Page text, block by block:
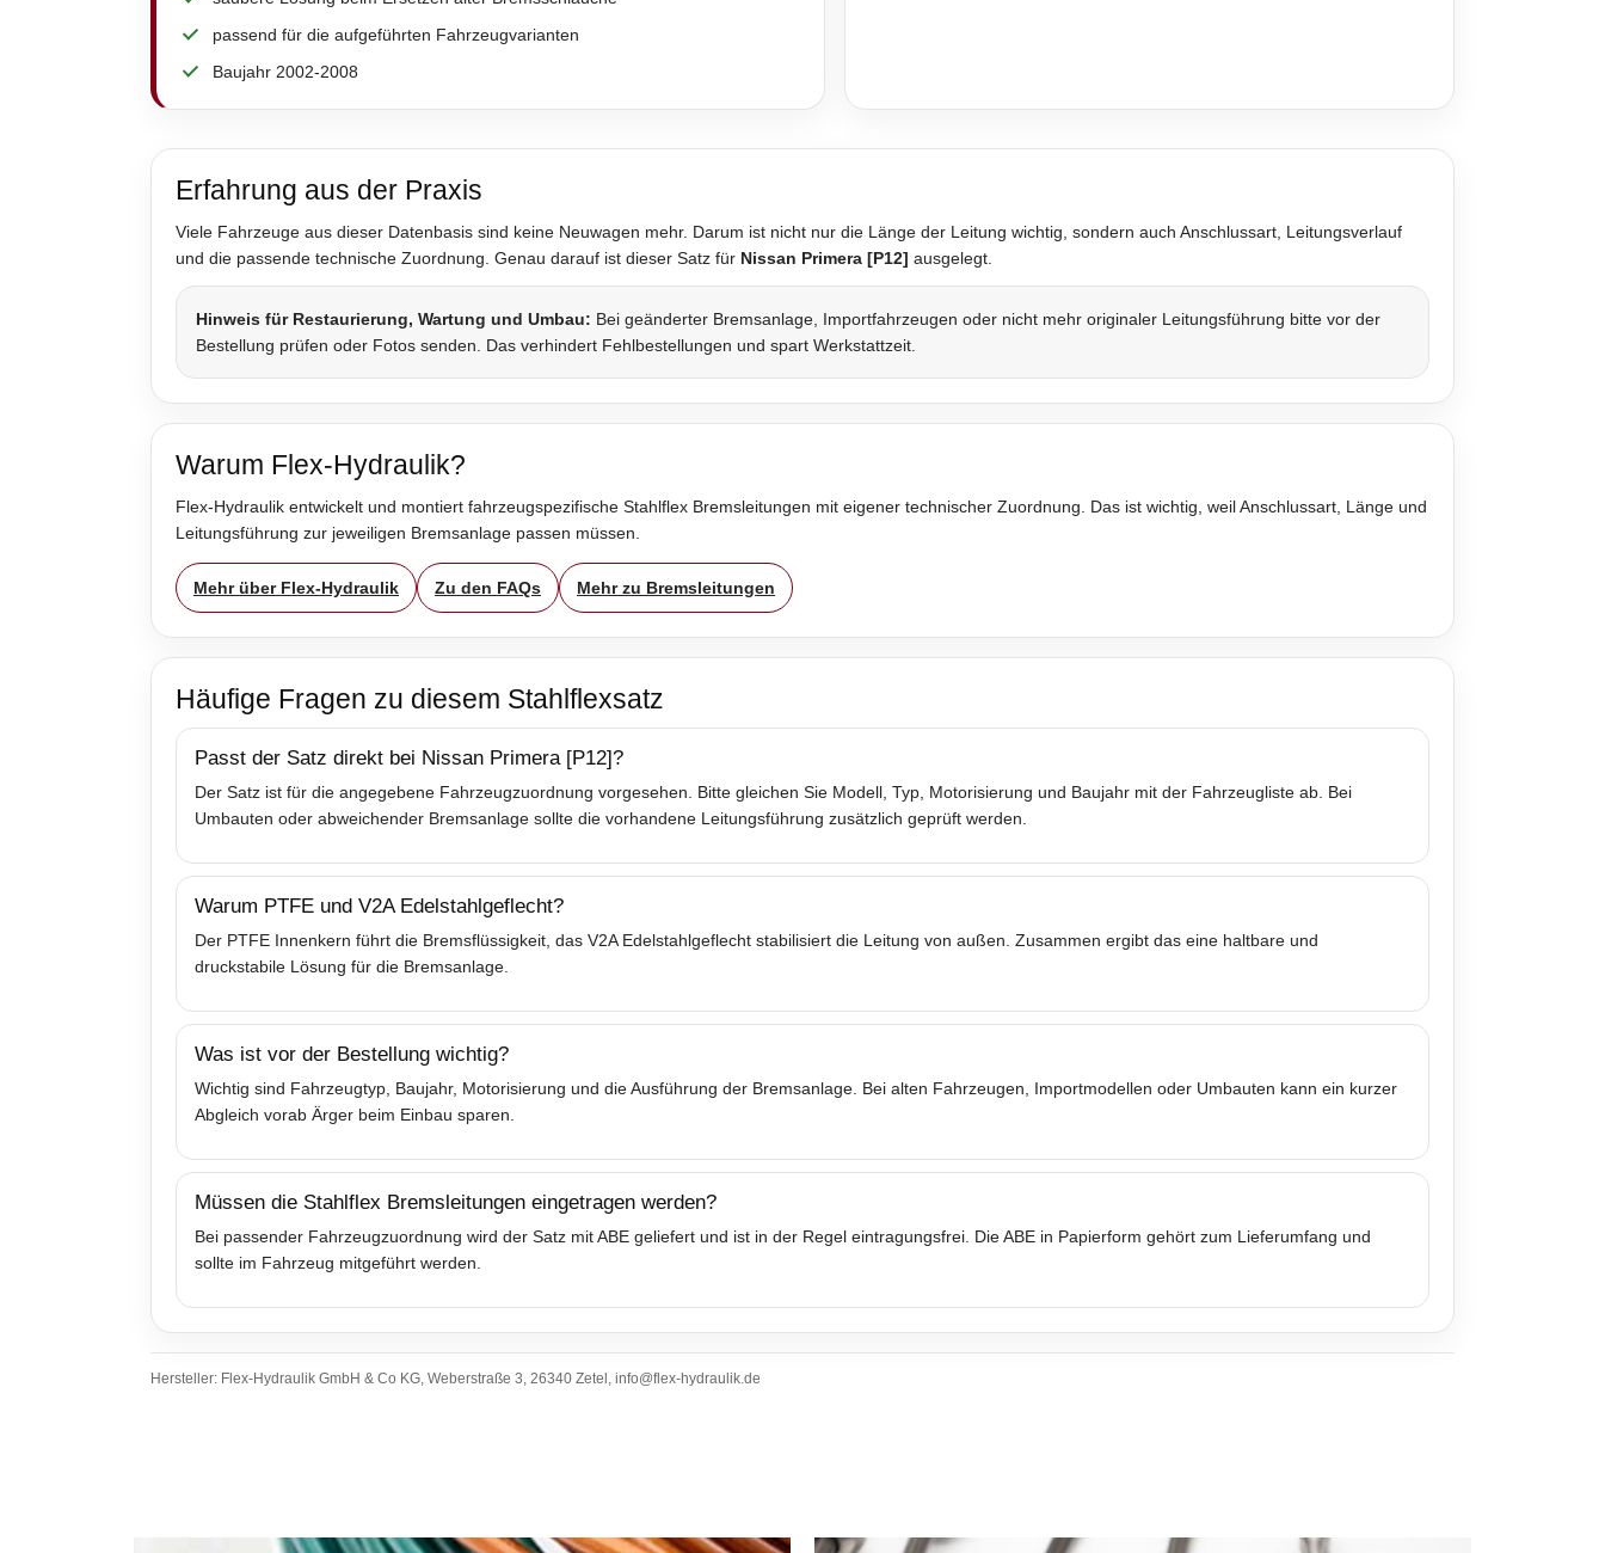
passend für die aufgeführten Fahrzeugvarianten
Baujahr 2002-2008
Erfahrung aus der Praxis
Viele Fahrzeuge aus dieser Datenbasis sind keine Neuwagen mehr. Darum ist nicht nur die Länge der Leitung wichtig, sondern auch Anschlussart, Leitungsverlauf
und die passende technische Zuordnung. Genau darauf ist dieser Satz für Nissan Primera [P12] ausgelegt.
Hinweis für Restaurierung, Wartung und Umbau: Bei geänderter Bremsanlage, Importfahrzeugen oder nicht mehr originaler Leitungsführung bitte vor der
Bestellung prüfen oder Fotos senden. Das verhindert Fehlbestellungen und spart Werkstattzeit.
Warum Flex-Hydraulik?
Flex-Hydraulik entwickelt und montiert fahrzeugspezifische Stahlflex Bremsleitungen mit eigener technischer Zuordnung. Das ist wichtig, weil Anschlussart, Länge und
Leitungsführung zur jeweiligen Bremsanlage passen müssen.
Mehr über Flex-Hydraulik Zu den FAQs Mehr zu Bremsleitungen
Häufige Fragen zu diesem Stahlflexsatz
Passt der Satz direkt bei Nissan Primera [P12]?
Der Satz ist für die angegebene Fahrzeugzuordnung vorgesehen. Bitte gleichen Sie Modell, Typ, Motorisierung und Baujahr mit der Fahrzeugliste ab. Bei
Umbauten oder abweichender Bremsanlage sollte die vorhandene Leitungsführung zusätzlich geprüft werden.
Warum PTFE und V2A Edelstahlgeflecht?
Der PTFE Innenkern führt die Bremsflüssigkeit, das V2A Edelstahlgeflecht stabilisiert die Leitung von außen. Zusammen ergibt das eine haltbare und
druckstabile Lösung für die Bremsanlage.
Was ist vor der Bestellung wichtig?
Wichtig sind Fahrzeugtyp, Baujahr, Motorisierung und die Ausführung der Bremsanlage. Bei alten Fahrzeugen, Importmodellen oder Umbauten kann ein kurzer
Abgleich vorab Ärger beim Einbau sparen.
Müssen die Stahlflex Bremsleitungen eingetragen werden?
Bei passender Fahrzeugzuordnung wird der Satz mit ABE geliefert und ist in der Regel eintragungsfrei. Die ABE in Papierform gehört zum Lieferumfang und
sollte im Fahrzeug mitgeführt werden.
Hersteller: Flex-Hydraulik GmbH & Co KG, Weberstraße 3, 26340 Zetel, info@flex-hydraulik.de